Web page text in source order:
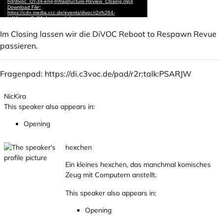
Im Closing lassen wir die DiVOC Reboot to Respawn Revue
passieren.
Fragenpad: https://di.c3voc.de/pad/r2r:talk:PSARJW
NicKira
This speaker also appears in:
Opening
hexchen
Ein kleines hexchen, das manchmal komisches
Zeug mit Computern anstellt.
This speaker also appears in:
Opening